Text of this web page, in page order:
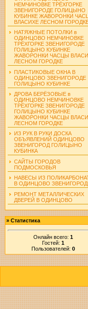
НЕМЧИНОВКЕ ТРЁХГОРКЕ
ЗВЕНИГОРОДЕ ГОЛИЦЫНО
КУБИНКЕ ЖАВОРОНКИ
ВЛАСИХЕ ЛЕСНОМ
НАТЯЖНЫЕ ПОТОЛКИ в
ОДИНЦОВО НЕМЧИНОВКЕ
ТРЁХГОРКЕ ЗВЕНИГОРОДЕ
ГОЛИЦЫНО КУБИНКЕ
ЖАВОРОНКИ ЧАСЦЫ
ЛЕСНОМ ГОРОДКЕ
ПЛАСТИКОВЫЕ ОКНА В
ОДИНЦОВО ЗВЕНИГОРОДЕ
ГОЛИЦЫНО КУБИНКЕ
ДРОВА БЕРЁЗОВЫЕ в
ОДИНЦОВО НЕМЧИНОВКЕ
ТРЁХГОРКЕ ЗВЕНИГОРОДЕ
ГОЛИЦЫНО КУБИНКЕ
ЖАВОРОНКИ ЧАСЦЫ
ЛЕСНОМ ГОРОДКЕ
ИЗ РУК В РУКИ ДОСКА
ОБЪЯВЛЕНИЙ ОДИНЦОВО
ЗВЕНИГОРОД ГОЛИЦЫНО
КУБИНКА
САЙТЫ ГОРОДОВ
ПОДМОСКОВЬЯ
НАВЕСЫ ИЗ
В ОДИНЦОВО
РЕМОНТ МЕТАЛЛИЧЕСКИХ
ДВЕРЕЙ В ОДИНЦОВО
» Статистика
Онлайн всего: 1
Гостей: 1
Пользователей: 0